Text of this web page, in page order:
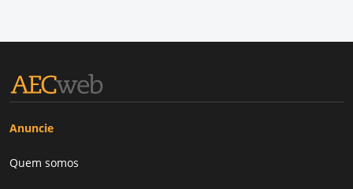
Anuncie
Quem somos